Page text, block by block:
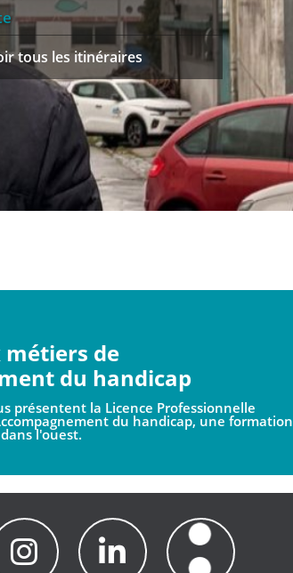
tous les itinéraires
métiers de
du handicap
présentent la Licence Professionnelle
du handicap, une formation
l'ouest.